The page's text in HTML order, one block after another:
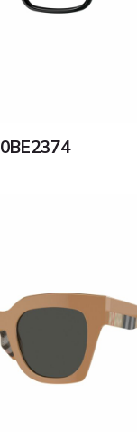
0BE2374